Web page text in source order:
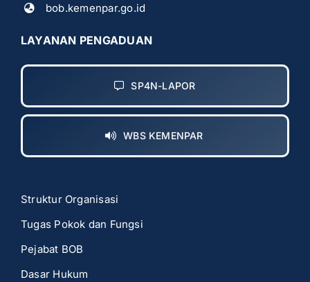
bob.kemenpar.go.id
LAYANAN PENGADUAN
SP4N-LAPOR
WBS KEMENPAR
Struktur Organisasi
Tugas Pokok dan Fungsi
Pejabat BOB
Dasar Hukum